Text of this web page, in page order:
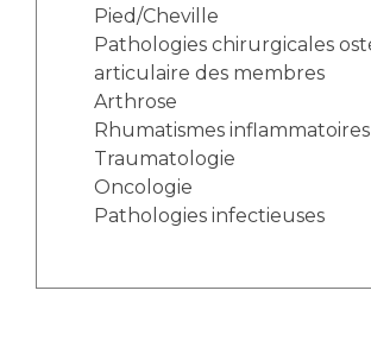
Pied/Cheville
Pathologies chirurgicales
articulaire des membres
Arthrose
Rhumatismes inflammatoires
Traumatologie
Oncologie
Pathologies infectieuses